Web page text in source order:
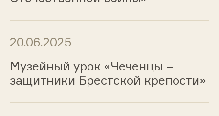
20.06.2025
Музейный урок «Чеченцы –
защитники Брестской крепости»